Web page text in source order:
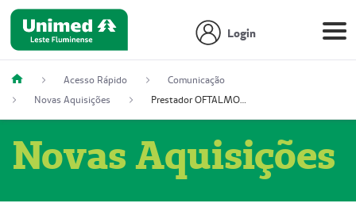
Login
Acesso Rápido
Comunicação
Novas Aquisições
Prestador OFTALMOCLÍNICA SÃO GONÇALO (55004164-2)
Novas Aquisições